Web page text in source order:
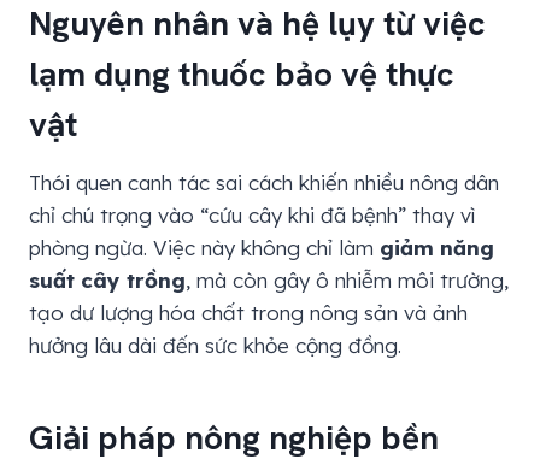
Nguyên nhân và hệ lụy từ việc
lạm dụng thuốc bảo vệ thực
vật
Thói quen canh tác sai cách khiến nhiều nông dân
chỉ chú trọng vào “cứu cây khi đã bệnh” thay vì
phòng ngừa. Việc này không chỉ làm giảm năng
suất cây trồng, mà còn gây ô nhiễm môi trường,
tạo dư lượng hóa chất trong nông sản và ảnh
hưởng lâu dài đến sức khỏe cộng đồng.
Giải pháp nông nghiệp bền